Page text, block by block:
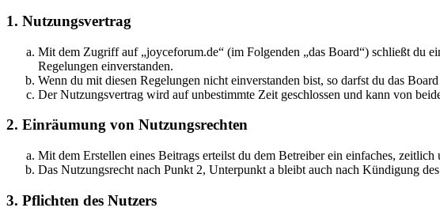
1. Nutzungsvertrag
Mit dem Zugriff auf „joyceforum.de“ (im Folgenden „das Board“) schließt du
Regelungen einverstanden.
Wenn du mit diesen Regelungen nicht einverstanden bist, so darfst du das
Der Nutzungsvertrag wird auf unbestimmte Zeit geschlossen und kann von
2. Einräumung von Nutzungsrechten
Mit dem Erstellen eines Beitrags erteilst du dem Betreiber ein einfaches,
Das Nutzungsrecht nach Punkt 2, Unterpunkt a bleibt auch nach Kündigung
3. Pflichten des Nutzers